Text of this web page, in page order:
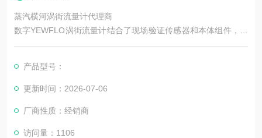
蒸汽横河涡街流量计代理商
数字YEWFLO涡街流量计结合了现场验证传感器和本体组件，在
安装的450,000多个装置中使用了*而*的数字技术组合，包括频谱
下，digitalYEWFLO涡街流量计也能保持准确和稳定，并且具有
高度的可靠性，其*的设计可提高工厂效率并降低运营成本蒸汽横
产品型号：
更新时间：2026-07-06
厂商性质：经销商
访问量：1106